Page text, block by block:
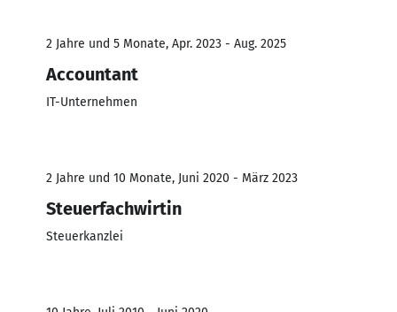
2 Jahre und 5 Monate, Apr. 2023 - Aug. 2025
Accountant
IT-Unternehmen
2 Jahre und 10 Monate, Juni 2020 - März 2023
Steuerfachwirtin
Steuerkanzlei